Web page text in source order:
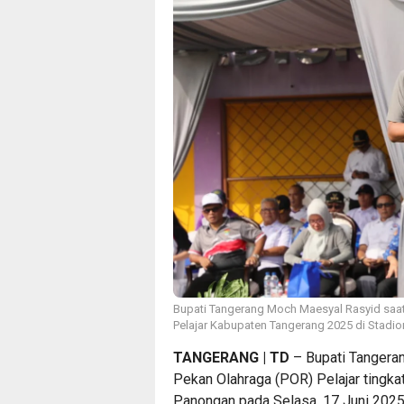
Bupati Tangerang Moch Maesyal Rasyid
Pelajar Kabupaten Tangerang 2025 di
TANGERANG | TD – Bupati
Pekan Olahraga (POR) Pelajar